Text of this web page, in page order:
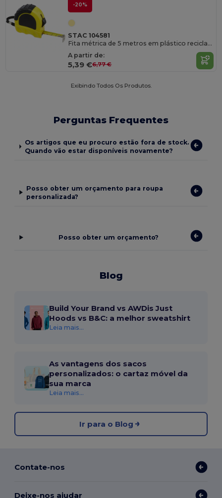
-20%
STAC 104581
Fita métrica de 5 metros em plástico reciclado RCS "Rule"
A partir de:
5,39 €6,77 €
Exibindo Todos Os Produtos.
Perguntas Frequentes
Os artigos que eu procuro estão fora de stock.
Quando vão estar disponíveis novamente?
Posso obter um orçamento para roupa
personalizada?
Posso obter um orçamento?
Blog
Build Your Brand vs AWDis Just
Hoods vs B&C: a melhor sweatshirt
Leia mais...
As vantagens dos sacos
personalizados: o cartaz móvel da
sua marca
Leia mais...
Ir para o Blog
Contate-nos
Deixe-nos ajudar